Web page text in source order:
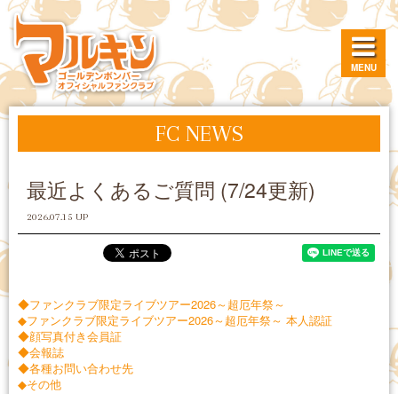
MENU
FC NEWS
最近よくあるご質問 (7/24更新)
2026.07.15 UP
◆ファンクラブ限定ライブツアー2026～超厄年祭～
◆ファンクラブ限定ライブツアー2026～超厄年祭～ 本人認証
◆顔写真付き会員証
◆会報誌
◆各種お問い合わせ先
◆その他